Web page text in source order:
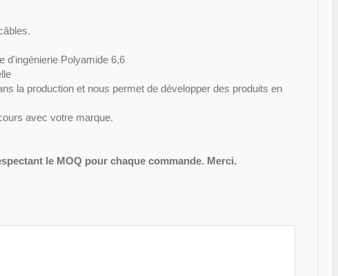
d'ingénierie Polyamide 6,6
la production et nous permet de développer des produits en
avec votre marque.
le MOQ pour chaque commande. Merci.